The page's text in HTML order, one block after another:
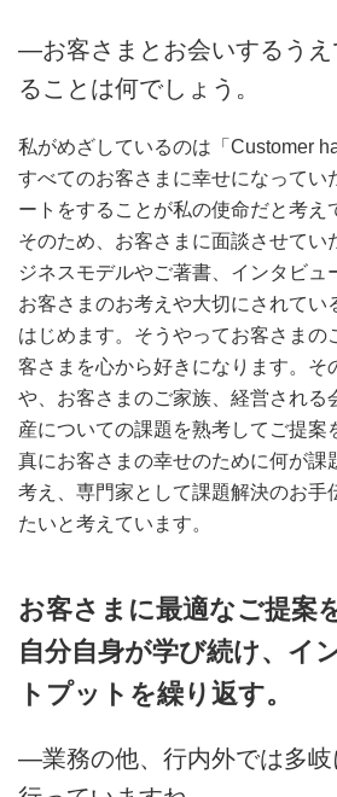
―お客さまとお会いするうえ
ることは何でしょう。
私がめざしているのは「Customer
すべてのお客さまに幸せになってい
ートをすることが私の使命だと考え
そのため、お客さまに面談させてい
ジネスモデルやご著書、インタビュ
お客さまのお考えや大切にされてい
はじめます。そうやってお客さまの
客さまを心から好きになります。そ
や、お客さまのご家族、経営される
産についての課題を熟考してご提案
真にお客さまの幸せのために何が課
考え、専門家として課題解決のお手
たいと考えています。
お客さまに最適なご提案
自分自身が学び続け、イ
トプットを繰り返す。
―業務の他、行内外では多岐